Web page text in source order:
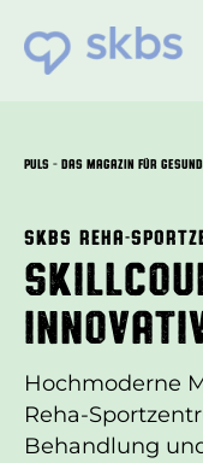
Inhalt
springen
PULS – DAS MAGAZIN FÜR
skbs Reha-
Hochmoderne
Reha-
Behandlung